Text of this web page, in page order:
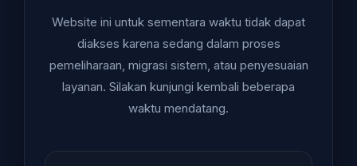
Website ini untuk sementara waktu tidak dapat
diakses karena sedang dalam proses
pemeliharaan, migrasi sistem, atau penyesuaian
layanan. Silakan kunjungi kembali beberapa
waktu mendatang.